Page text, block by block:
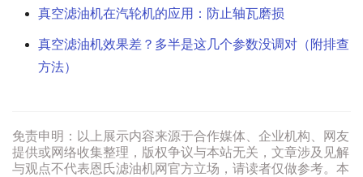
真空滤油机在汽轮机的应用：防止轴瓦磨损
真空滤油机效果差？多半是这几个参数没调对（附排查
方法）
免责申明：以上展示内容来源于合作媒体、企业机构、网友
提供或网络收集整理，版权争议与本站无关，文章涉及见解
与观点不代表恩氏滤油机网官方立场，请读者仅做参考。本